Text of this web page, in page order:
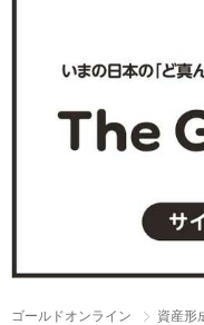
ゴールドオンライン 資産形